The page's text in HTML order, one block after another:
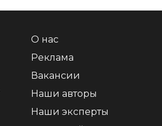
О нас
Реклама
Вакансии
Наши авторы
Наши эксперты